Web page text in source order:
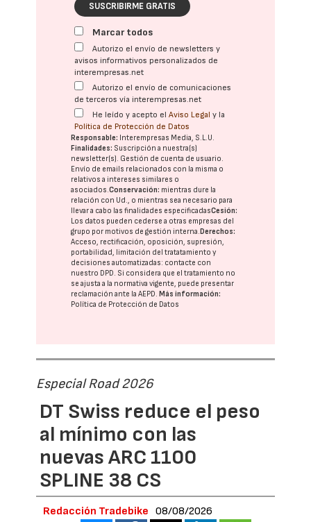
SUSCRIBIRME GRATIS
Marcar todos
Autorizo el envío de newsletters y
avisos informativos personalizados de
interempresas.net
Autorizo el envío de comunicaciones
de terceros vía interempresas.net
He leído y acepto elAviso Legal y la
Política de Protección de Datos
Responsable: Interempresas Media, S.L.U.
Finalidades: Suscripción a nuestra(s)
newsletter(s). Gestión de cuenta de usuario.
Envío de emails relacionados con la misma o
relativos a intereses similares o
asociados.Conservación: mientras dure la
relación con Ud., o mientras sea necesario para
llevar a cabo las finalidades especificadasCesión:
Los datos pueden cederse a otras empresas del
grupo por motivos de gestión interna. Derechos:
Acceso, rectificación, oposición, supresión,
portabilidad, limitación del tratatamiento y
decisiones automatizadas: contacte con
nuestro DPD. Si considera que el tratamiento no
se ajusta a la normativa vigente, puede presentar
reclamación ante laAEPD. Más información:
Política de Protección de Datos
Especial Road 2026
DT Swiss reduce el peso
al mínimo con las
nuevas ARC 1100
SPLINE 38 CS
Redacción Tradebike 08/08/2026